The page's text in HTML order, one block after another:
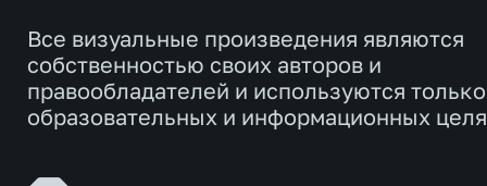
Все визуальные произведения являются
собственностью своих авторов и
правообладателей и используются
образовательных и информационных